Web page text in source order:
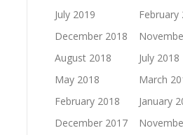
July 2019
February
December 2018
August 2018
July 2018
May 2018
March
February 2018
January
December 2017